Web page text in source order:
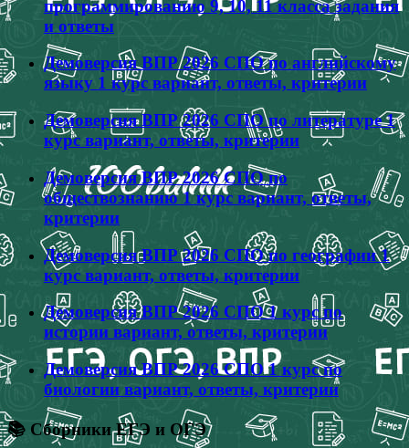
программированию 9, 10, 11 класса задания
и ответы
Демоверсия ВПР 2026 СПО по английскому
языку 1 курс вариант, ответы, критерии
Демоверсия ВПР 2026 СПО по литературе 1
курс вариант, ответы, критерии
Демоверсия ВПР 2026 СПО по
обществознанию 1 курс вариант, ответы,
критерии
Демоверсия ВПР 2026 СПО по географии 1
курс вариант, ответы, критерии
Демоверсия ВПР 2026 СПО 1 курс по
истории вариант, ответы, критерии
Демоверсия ВПР 2026 СПО 1 курс по
биологии вариант, ответы, критерии
📚 Сборники ЕГЭ и ОГЭ